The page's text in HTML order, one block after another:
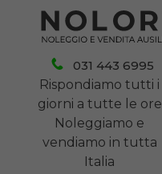
031 443 6995
Rispondiamo tutti i
giorni a tutte le ore
Noleggiamo e
vendiamo in tutta
Italia